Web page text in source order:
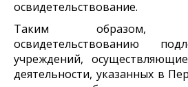
освидетельствование.
Таким образом,
освидетельствованию
учреждений,
деятельности, указанных в